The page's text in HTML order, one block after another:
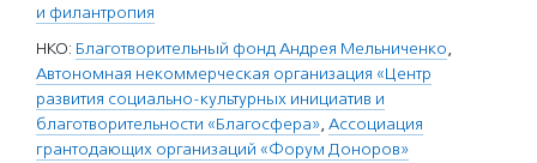
и филантропия
НКО: Благотворительный фонд Андрея Мельниченко,
Автономная некоммерческая организация «Центр
развития социально-культурных инициатив и
благотворительности «Благосфера», Ассоциация
грантодающих организаций «Форум Доноров»